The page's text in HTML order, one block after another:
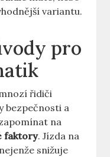
variantu.
pro
řidiči
bezpečnosti a
na
faktory. Jízda na
snižuje